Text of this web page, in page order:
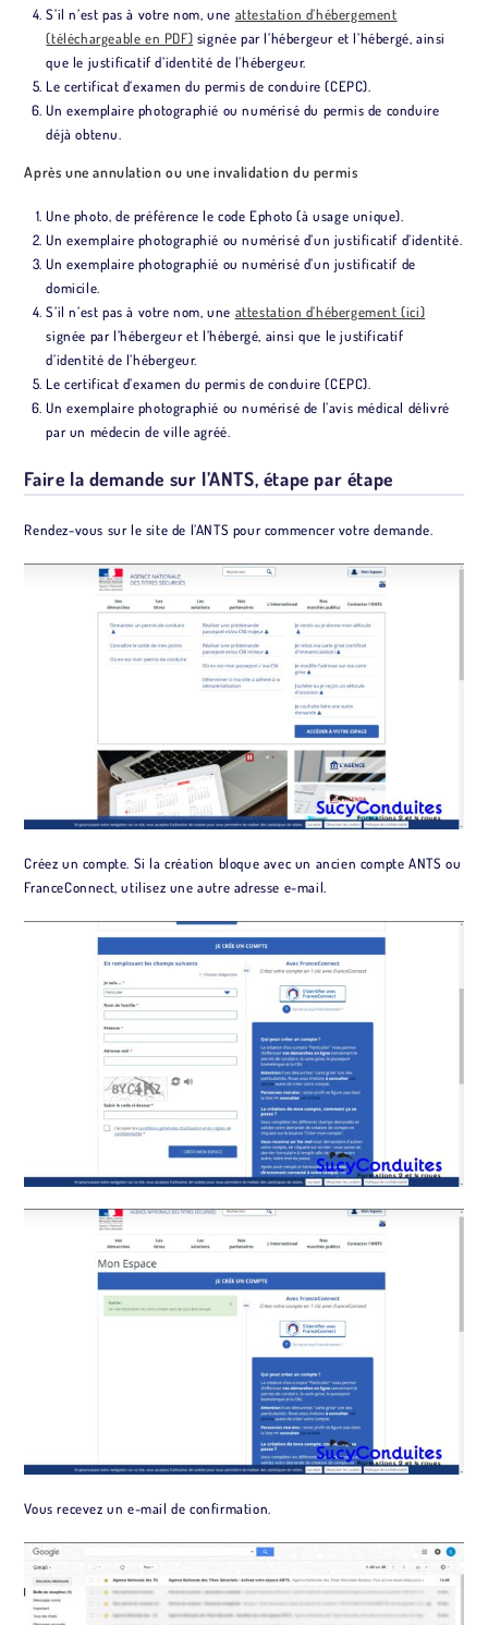
S’il n’est pas à votre nom, une attestation d’hébergement
(téléchargeable en PDF) signée par l’hébergeur et l’hébergé, ainsi
que le justificatif d’identité de l’hébergeur.
Le certificat d’examen du permis de conduire (CEPC).
Un exemplaire photographié ou numérisé du permis de conduire
déjà obtenu.
Après une annulation ou une invalidation du permis
Une photo, de préférence le code Ephoto (à usage unique).
Un exemplaire photographié ou numérisé d’un justificatif d’identité.
Un exemplaire photographié ou numérisé d’un justificatif de
domicile.
S’il n’est pas à votre nom, une attestation d’hébergement (ici)
signée par l’hébergeur et l’hébergé, ainsi que le justificatif
d’identité de l’hébergeur.
Le certificat d’examen du permis de conduire (CEPC).
Un exemplaire photographié ou numérisé de l’avis médical délivré
par un médecin de ville agréé.
Faire la demande sur l’ANTS, étape par étape
Rendez-vous sur le site de l’ANTS pour commencer votre demande.
Créez un compte. Si la création bloque avec un ancien compte ANTS ou
FranceConnect, utilisez une autre adresse e-mail.
Vous recevez un e-mail de confirmation.